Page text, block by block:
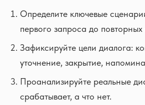
Определите ключевые
первого запроса до
Зафиксируйте цели диалога:
уточнение, закрытие,
Проанализируйте реальные
срабатывает, а что нет.